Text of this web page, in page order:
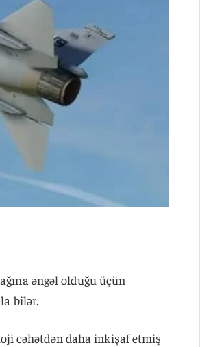
əngəl olduğu üçün
bilər.
cəhətdən daha inkişaf etmiş